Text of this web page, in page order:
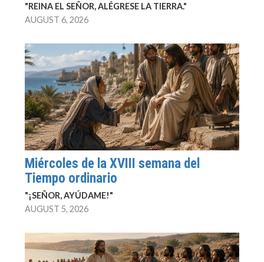
"REINA EL SEÑOR, ALÉGRESE LA TIERRA."
AUGUST 6, 2026
Miércoles de la XVIII semana del
Tiempo ordinario
"¡SEÑOR, AYÚDAME!"
AUGUST 5, 2026